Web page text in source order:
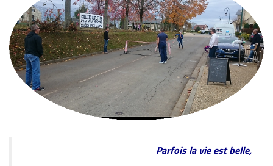
Parfois la vie est belle,